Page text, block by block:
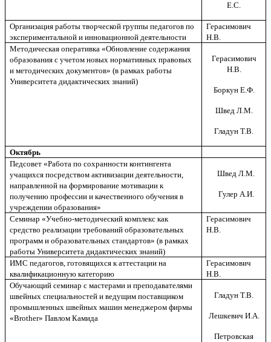
Е.С.
Организация работы творческой группы педагогов по
экспериментальной и инновационной деятельности
Герасимович
Н.В.
Методическая оперативка «Обновление содержания
образования с учетом новых нормативных правовых
и методических документов» (в рамках работы
Университета дидактических знаний)
Герасимович
Н.В.
Боркун Е.Ф.
Швед Л.М.
Гладун Т.В.
Октябрь
Педсовет «Работа по сохранности контингента
учащихся посредством активизации деятельности,
направленной на формирование мотивации к
получению профессии и качественного обучения в
учреждении образования»
Швед Л.М.
Гулер А.И.
Семинар «Учебно-методический комплекс как
средство реализации требований образовательных
программ и образовательных стандартов» (в рамках
работы Университета дидактических знаний)
Герасимович
Н.В.
ИМС педагогов, готовящихся к аттестации на
квалификационную категорию
Герасимович
Н.В.
Обучающий семинар с мастерами и преподавателями
швейных специальностей и ведущим поставщиком
промышленных швейных машин менеджером фирмы
«Brother» Павлом Камида
Гладун Т.В.
Лешкевич И.А.
Петровская